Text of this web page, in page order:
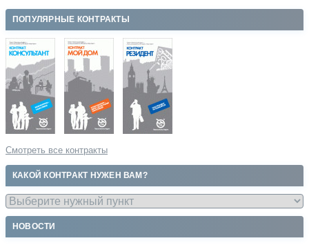
ПОПУЛЯРНЫЕ КОНТРАКТЫ
Смотреть все контракты
КАКОЙ КОНТРАКТ НУЖЕН ВАМ?
НОВОСТИ